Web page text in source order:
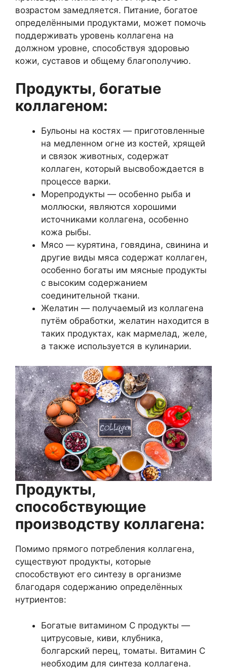
возрастом замедляется. Питание, богатое
определёнными продуктами, может помочь
поддерживать уровень коллагена на
должном уровне, способствуя здоровью
кожи, суставов и общему благополучию.
Продукты, богатые
коллагеном:
Бульоны на костях — приготовленные
на медленном огне из костей, хрящей
и связок животных, содержат
коллаген, который высвобождается в
процессе варки.
Морепродукты — особенно рыба и
моллюски, являются хорошими
источниками коллагена, особенно
кожа рыбы.
Мясо — курятина, говядина, свинина и
другие виды мяса содержат коллаген,
особенно богаты им мясные продукты
с высоким содержанием
соединительной ткани.
Желатин — получаемый из коллагена
путём обработки, желатин находится в
таких продуктах, как мармелад, желе,
а также используется в кулинарии.
Продукты,
способствующие
производству коллагена:
Помимо прямого потребления коллагена,
существуют продукты, которые
способствуют его синтезу в организме
благодаря содержанию определённых
нутриентов:
Богатые витамином C продукты —
цитрусовые, киви, клубника,
болгарский перец, томаты. Витамин C
необходим для синтеза коллагена.